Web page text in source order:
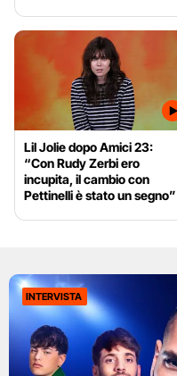
Lil Jolie dopo Amici 23:
“Con Rudy Zerbi ero
incupita, il cambio con
Pettinelli è stato un segno”
INTERVISTA